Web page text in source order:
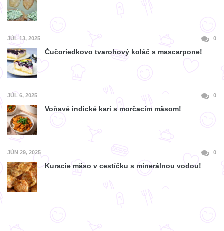
JÚL 13, 2025 0
Čučoriedkovo tvarohový koláč s mascarpone!
JÚL 6, 2025 0
Voňavé indické kari s morčacím mäsom!
JÚN 29, 2025 0
Kuracie mäso v cestíčku s minerálnou vodou!